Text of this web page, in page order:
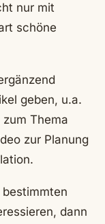
nur mit
schöne
geben, u.a.
Thema
zur Planung
dann